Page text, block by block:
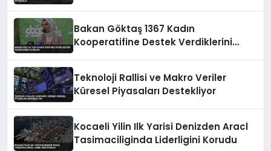
Bakan Göktaş 1367 Kadın
Kooperatifine Destek Verdiklerini
Teknoloji Rallisi ve Makro Veriler
Küresel Piyasaları Destekliyor
Kocaeli Yilin Ilk Yarisi Denizden Aracl
Tasimaciliginda Liderligini Korudu